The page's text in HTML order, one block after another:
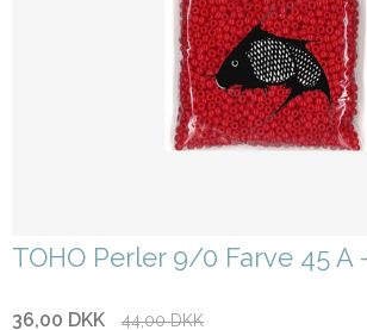
TOHO Perler 9/0 Farve 45 A
36,00 DKK 44,00 DKK